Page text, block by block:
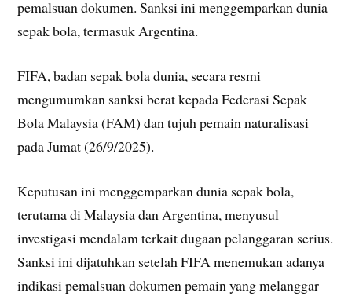
pemalsuan dokumen. Sanksi ini menggemparkan dunia
sepak bola, termasuk Argentina.
FIFA, badan sepak bola dunia, secara resmi
mengumumkan sanksi berat kepada Federasi Sepak
Bola Malaysia (FAM) dan tujuh pemain naturalisasi
pada Jumat (26/9/2025).
Keputusan ini menggemparkan dunia sepak bola,
terutama di Malaysia dan Argentina, menyusul
investigasi mendalam terkait dugaan pelanggaran serius.
Sanksi ini dijatuhkan setelah FIFA menemukan adanya
indikasi pemalsuan dokumen pemain yang melanggar